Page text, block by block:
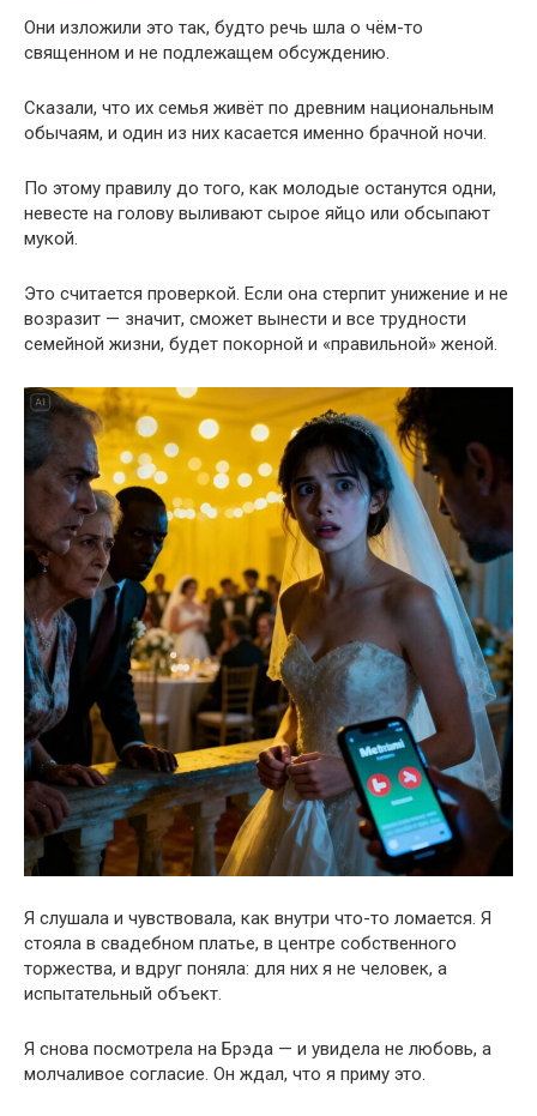
Они изложили это так, будто речь шла о чём-то
священном и не подлежащем обсуждению.
Сказали, что их семья живёт по древним национальным
обычаям, и один из них касается именно брачной ночи.
По этому правилу до того, как молодые останутся одни,
невесте на голову выливают сырое яйцо или обсыпают
мукой.
Это считается проверкой. Если она стерпит унижение и не
возразит — значит, сможет вынести и все трудности
семейной жизни, будет покорной и «правильной» женой.
Я слушала и чувствовала, как внутри что-то ломается. Я
стояла в свадебном платье, в центре собственного
торжества, и вдруг поняла: для них я не человек, а
испытательный объект.
Я снова посмотрела на Брэда — и увидела не любовь, а
молчаливое согласие. Он ждал, что я приму это.